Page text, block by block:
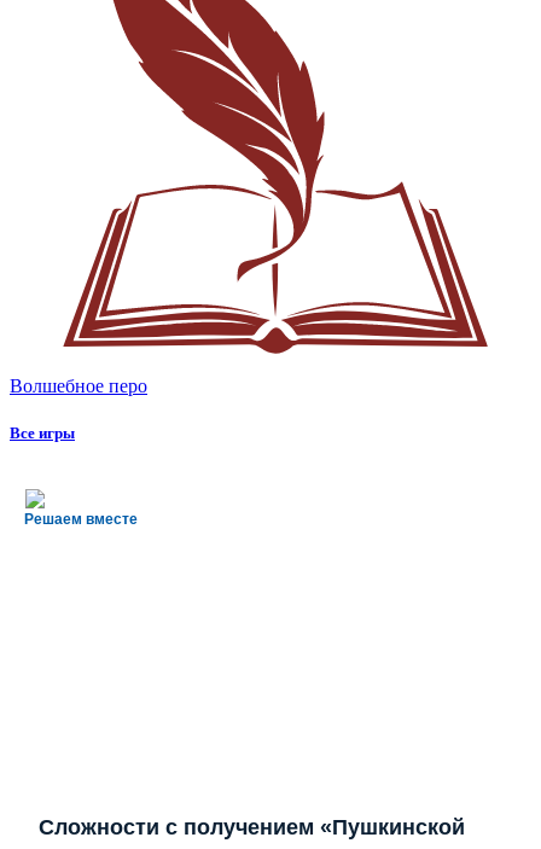
Волшебное перо
Все игры
Решаем вместе
Сложности с получением «Пушкинской